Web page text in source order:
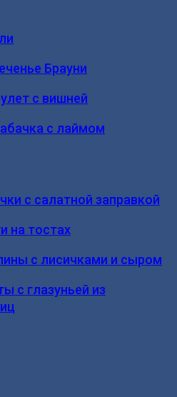
Брауни
с вишней
с лаймом
с салатной заправкой
на тостах
с лисичками и сыром
с глазуньей из